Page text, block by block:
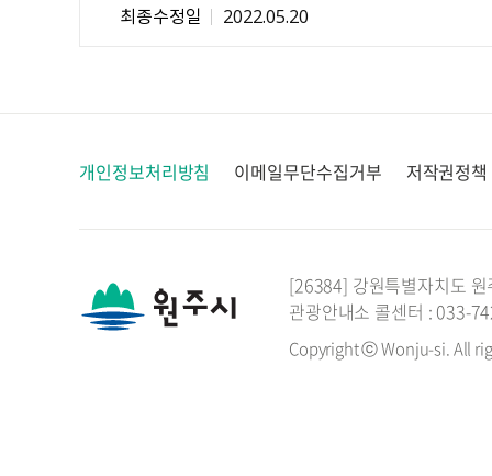
최종수정일 2022.05.20
개인정보처리방침 이메일무단수집거부 저작권정책
[26384] 강원특별자치도
관광안내소 콜센터 : 033-
Copyright ⓒ Wonju-si. All